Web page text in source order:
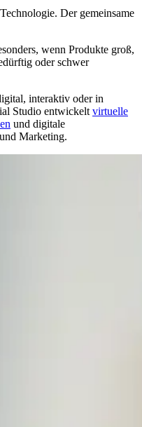
Der gemeinsame
wenn Produkte groß,
oder schwer
interaktiv oder in
Studio entwickelt virtuelle
und digitale
Marketing.